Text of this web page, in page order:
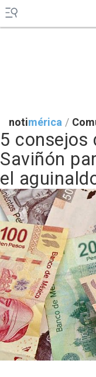
notimérica/
5 consejos
Saviñón
el